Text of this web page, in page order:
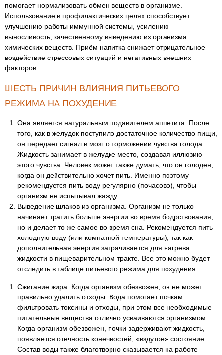
помогает нормализовать обмен веществ в организме.
Использование в профилактических целях способствует
улучшению работы иммунной системы, усилению
выносливость, качественному выведению из организма
химических веществ. Приём напитка снижает отрицательное
воздействие стрессовых ситуаций и негативных внешних
факторов.
ШЕСТЬ ПРИЧИН ВЛИЯНИЯ ПИТЬЕВОГО
РЕЖИМА НА ПОХУДЕНИЕ
Она является натуральным подавителем аппетита. После
того, как в желудок поступило достаточное количество пищи,
он передает сигнал в мозг о торможении чувства голода.
Жидкость занимает в желудке место, создавая иллюзию
этого чувства. Человек может также думать, что он голоден,
когда он действительно хочет пить. Именно поэтому
рекомендуется пить воду регулярно (почасово), чтобы
организм не испытывал жажду.
Выведение шлаков из организма. Организм не только
начинает тратить больше энергии во время бодрствования,
но и делает то же самое во время сна. Рекомендуется пить
холодную воду (или комнатной температуры), так как
дополнительная энергия затрачивается для нагрева
жидкости в пищеварительном тракте. Все это можно будет
отследить в таблице питьевого режима для похудения.
Сжигание жира. Когда организм обезвожен, он не может
правильно удалить отходы. Вода помогает почкам
фильтровать токсины и отходы, при этом все необходимые
питательные вещества отлично усваиваются организмом.
Когда организм обезвожен, почки задерживают жидкость,
появляется отечность конечностей, «вздутое» состояние.
Состав воды также благотворно сказывается на работе